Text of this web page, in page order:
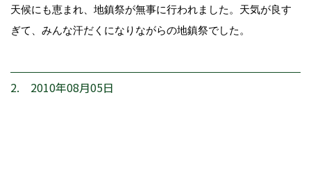
天候にも恵まれ、地鎮祭が無事に行われました。天気が良す
ぎて、みんな汗だくになりながらの地鎮祭でした。
2. 2010年08月05日